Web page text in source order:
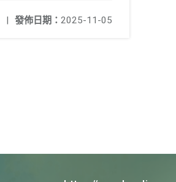
發佈日期： 2025-11-05
|